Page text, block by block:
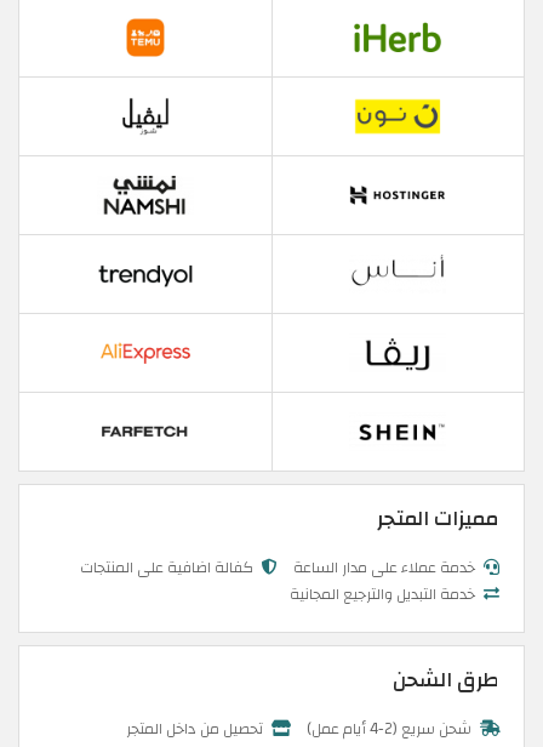
مميزات المتجر
خدمة عملاء على مدار الساعة
كفالة اضافية على المنتجات
خدمة التبديل والترجيع المجانية
طرق الشحن
شحن سريع (2-4 أيام عمل) تحصيل من داخل المتجر